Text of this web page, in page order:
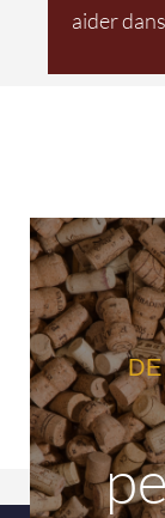
aider